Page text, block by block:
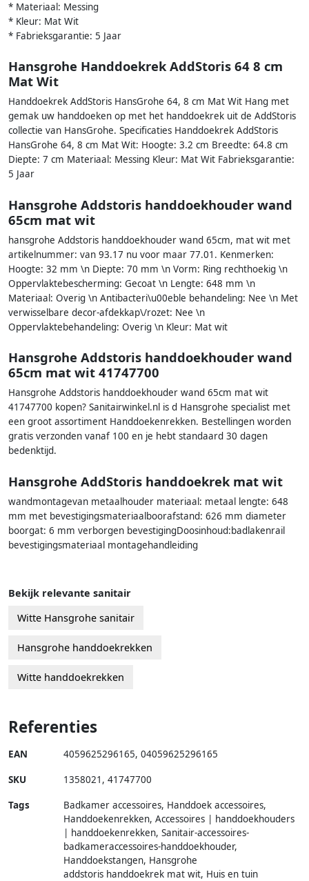
* Materiaal: Messing
* Kleur: Mat Wit
* Fabrieksgarantie: 5 Jaar
Hansgrohe Handdoekrek AddStoris 64 8 cm
Mat Wit
Handdoekrek AddStoris HansGrohe 64, 8 cm Mat Wit Hang met
gemak uw handdoeken op met het handdoekrek uit de AddStoris
collectie van HansGrohe. Specificaties Handdoekrek AddStoris
HansGrohe 64, 8 cm Mat Wit: Hoogte: 3.2 cm Breedte: 64.8 cm
Diepte: 7 cm Materiaal: Messing Kleur: Mat Wit Fabrieksgarantie:
5 Jaar
Hansgrohe Addstoris handdoekhouder wand
65cm mat wit
hansgrohe Addstoris handdoekhouder wand 65cm, mat wit met
artikelnummer: van 93.17 nu voor maar 77.01. Kenmerken:
Hoogte: 32 mm \n Diepte: 70 mm \n Vorm: Ring rechthoekig \n
Oppervlaktebescherming: Gecoat \n Lengte: 648 mm \n
Materiaal: Overig \n Antibacteri\u00eble behandeling: Nee \n Met
verwisselbare decor-afdekkap\/rozet: Nee \n
Oppervlaktebehandeling: Overig \n Kleur: Mat wit
Hansgrohe Addstoris handdoekhouder wand
65cm mat wit 41747700
Hansgrohe Addstoris handdoekhouder wand 65cm mat wit
41747700 kopen? Sanitairwinkel.nl is d Hansgrohe specialist met
een groot assortiment Handdoekenrekken. Bestellingen worden
gratis verzonden vanaf 100 en je hebt standaard 30 dagen
bedenktijd.
Hansgrohe AddStoris handdoekrek mat wit
wandmontagevan metaalhouder materiaal: metaal lengte: 648
mm met bevestigingsmateriaalboorafstand: 626 mm diameter
boorgat: 6 mm verborgen bevestigingDoosinhoud:badlakenrail
bevestigingsmateriaal montagehandleiding
Bekijk relevante sanitair
Witte Hansgrohe sanitair
Hansgrohe handdoekrekken
Witte handdoekrekken
Referenties
EAN 4059625296165, 04059625296165
SKU 1358021 , 41747700
Tags
Badkamer accessoires, Handdoek accessoires,
Handdoekenrekken, Accessoires | handdoekhouders
| handdoekenrekken, Sanitair-accessoires-
badkameraccessoires-handdoekhouder,
Handdoekstangen, Hansgrohe
addstoris handdoekrek mat wit, Huis en tuin